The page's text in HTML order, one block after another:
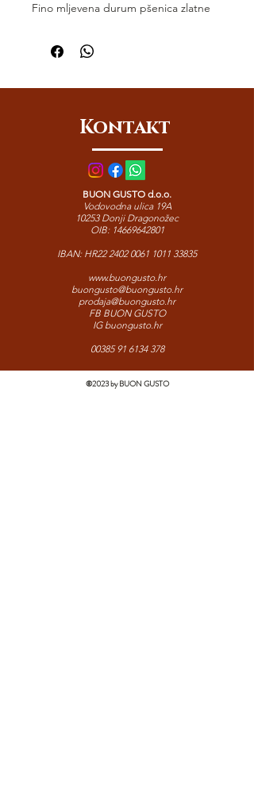
Fino mljevena durum pšenica zlatne
tjestenine, kruha i focaccie. Semola
Rimacinata Molini Certosa odlikuje se
i izvrsnom elastičnošću tijesta.
Kontakt
BUON GUSTO d.o.o.
Vodovodna ulica 19A
10253 Donji Dragonožec
OIB: 14669642801
IBAN: HR222402 0061 1011 33835
www.buongusto.hr
buongusto@buongusto.hr
prodaja@buongusto.hr
FB BUON GUSTO
IG buongusto.hr
00385 91 6134 378
©2023 by BUON GUSTO